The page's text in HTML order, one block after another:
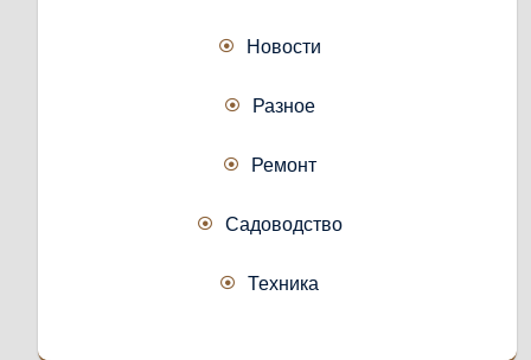
Новости
Разное
Ремонт
Садоводство
Техника